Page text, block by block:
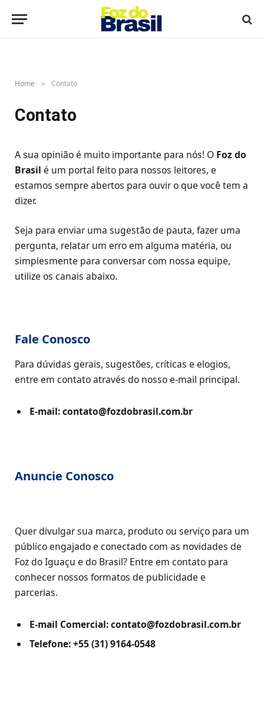
Home » Contato
Contato
A sua opinião é muito importante para nós! O Foz do
Brasil é um portal feito para nossos leitores, e
estamos sempre abertos para ouvir o que você tem a
dizer.
Seja para enviar uma sugestão de pauta, fazer uma
pergunta, relatar um erro em alguma matéria, ou
simplesmente para conversar com nossa equipe,
utilize os canais abaixo.
Fale Conosco
Para dúvidas gerais, sugestões, críticas e elogios,
entre em contato através do nosso e-mail principal.
E-mail:contato@fozdobrasil.com.br
Anuncie Conosco
Quer divulgar sua marca, produto ou serviço para um
público engajado e conectado com as novidades de
Foz do Iguaçu e do Brasil? Entre em contato para
conhecer nossos formatos de publicidade e
parcerias.
E-mail Comercial:contato@fozdobrasil.com.br
Telefone:+55 (31) 9164-0548